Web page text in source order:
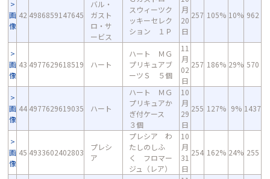
画
像
42 4986859147645
バル・
ガスト
ロ・サ
ービス
スウィーツク
ッキーセレク
ション １Ｐ
月
20
日
257 105% 10% 962
画
像
43 4977629618519 ハート
ハート ＭＧ
プリキュアブ
ーツＳ ５個
11
月
02
日
257 186% 29% 570
画
像
44 4977629619035 ハート
ハート ＭＧ
プリキュアか
ぎ付ケース
３個
10
月
29
日
255 127% 9% 1437
画
像
45 4933602402803
プレシ
ア
プレシア わ
たしのしふ
く フロマー
ジュ（レア）
10
月
31
日
254 162% 24% 255